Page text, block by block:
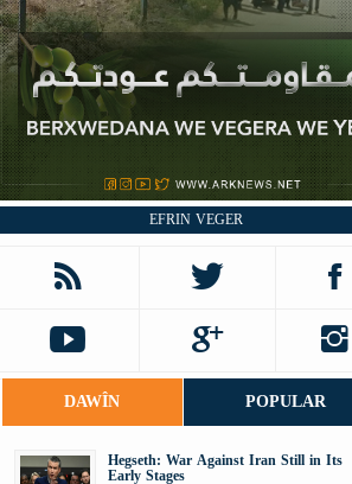
EFRIN VEGER
DAWÎN POPULAR
Hegseth: War Against Iran Still in Its
Early Stages